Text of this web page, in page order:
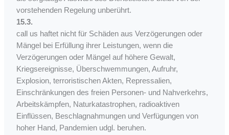
vorstehenden Regelung unberührt.
15.3.
call us haftet nicht für Schäden aus Verzögerungen oder
Mängel bei Erfüllung ihrer Leistungen, wenn die
Verzögerungen oder Mängel auf höhere Gewalt,
Kriegsereignisse, Überschwemmungen, Aufruhr,
Explosion, terroristischen Akten, Repressalien,
Einschränkungen des freien Personen- und Nahverkehrs,
Arbeitskämpfen, Naturkatastrophen, radioaktiven
Einflüssen, Beschlagnahmungen und Verfügungen von
hoher Hand, Pandemien udgl. beruhen.